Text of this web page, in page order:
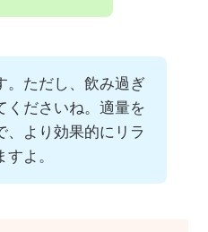
。ただし、飲み過ぎ
くださいね。適量を
、より効果的にリラ
よ。